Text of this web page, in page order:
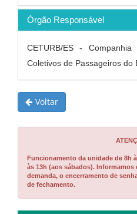
Órgão Responsável
CETURB/ES -
Coletivos de Passageiros do
Voltar
Funcionamento da unidade de 8h
às 13h (aos sábados). Informamos
demanda, o encerramento de
de fechamento.